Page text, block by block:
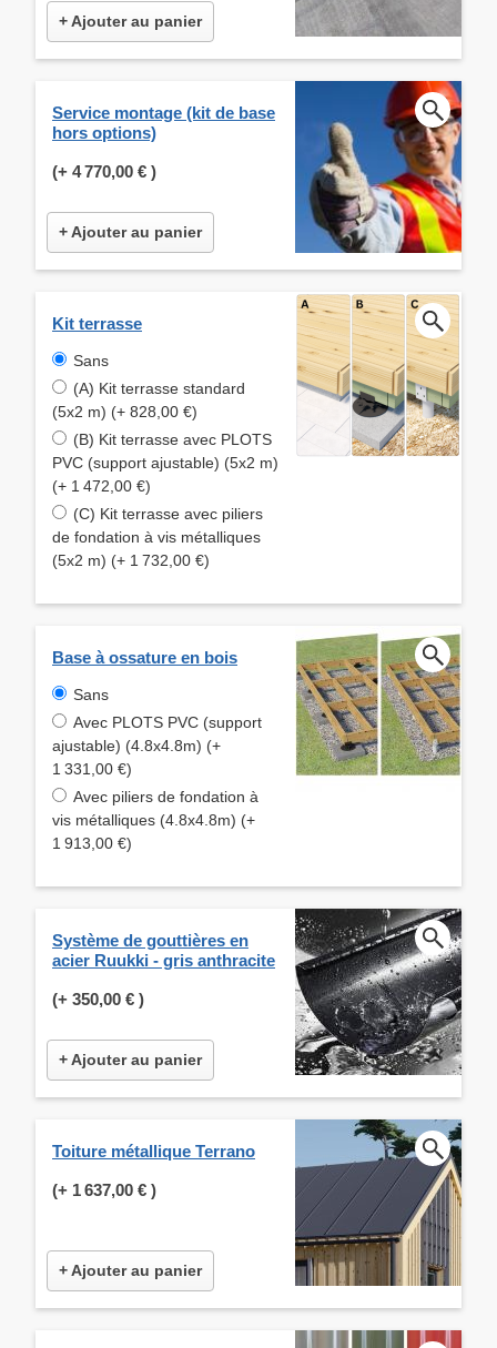
+ Ajouter au panier
Service montage (kit de base
hors options)
(+ 4 770,00 € )
+ Ajouter au panier
Kit terrasse
Sans
(A) Kit terrasse standard
(5x2 m) (+ 828,00 €)
(B) Kit terrasse avec PLOTS
PVC (support ajustable) (5x2 m)
(+ 1 472,00 €)
(C) Kit terrasse avec piliers
de fondation à vis métalliques
(5x2 m) (+ 1 732,00 €)
Base à ossature en bois
Sans
Avec PLOTS PVC (support
ajustable) (4.8x4.8m) (+
1 331,00 €)
Avec piliers de fondation à
vis métalliques (4.8x4.8m) (+
1 913,00 €)
Système de gouttières en
acier Ruukki - gris anthracite
(+ 350,00 € )
+ Ajouter au panier
Toiture métallique Terrano
(+ 1 637,00 € )
+ Ajouter au panier